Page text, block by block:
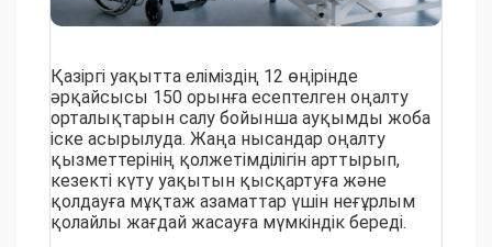
Қазіргі уақытта еліміздің 12 өңірінде
әрқайсысы 150 орынға есептелген оңалту
орталықтарын салу бойынша ауқымды жоба
іске асырылуда. Жаңа нысандар оңалту
қызметтерінің қолжетімділігін арттырып,
кезекті күту уақытын қысқартуға және
қолдауға мұқтаж азаматтар үшін неғұрлым
қолайлы жағдай жасауға мүмкіндік береді.